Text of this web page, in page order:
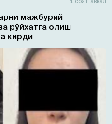
мажбурий
рўйхатга олиш
кирди